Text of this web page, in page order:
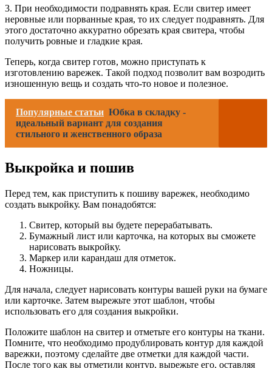
3. При необходимости подравнять края. Если свитер имеет
неровные или порванные края, то их следует подравнять. Для
этого достаточно аккуратно обрезать края свитера, чтобы
получить ровные и гладкие края.
Теперь, когда свитер готов, можно приступать к
изготовлению варежек. Такой подход позволит вам возродить
изношенную вещь и создать что-то новое и полезное.
Популярные статьи Юбка в складку -
идеальный вариант для создания
стильного и женственного образа
Выкройка и пошив
Перед тем, как приступить к пошиву варежек, необходимо
создать выкройку. Вам понадобятся:
Свитер, который вы будете перерабатывать.
Бумажный лист или карточка, на которых вы сможете
нарисовать выкройку.
Маркер или карандаш для отметок.
Ножницы.
Для начала, следует нарисовать контуры вашей руки на бумаге
или карточке. Затем вырежьте этот шаблон, чтобы
использовать его для создания выкройки.
Положите шаблон на свитер и отметьте его контуры на ткани.
Помните, что необходимо продублировать контур для каждой
варежки, поэтому сделайте две отметки для каждой части.
После того как вы отметили контур, вырежьте его, оставляя